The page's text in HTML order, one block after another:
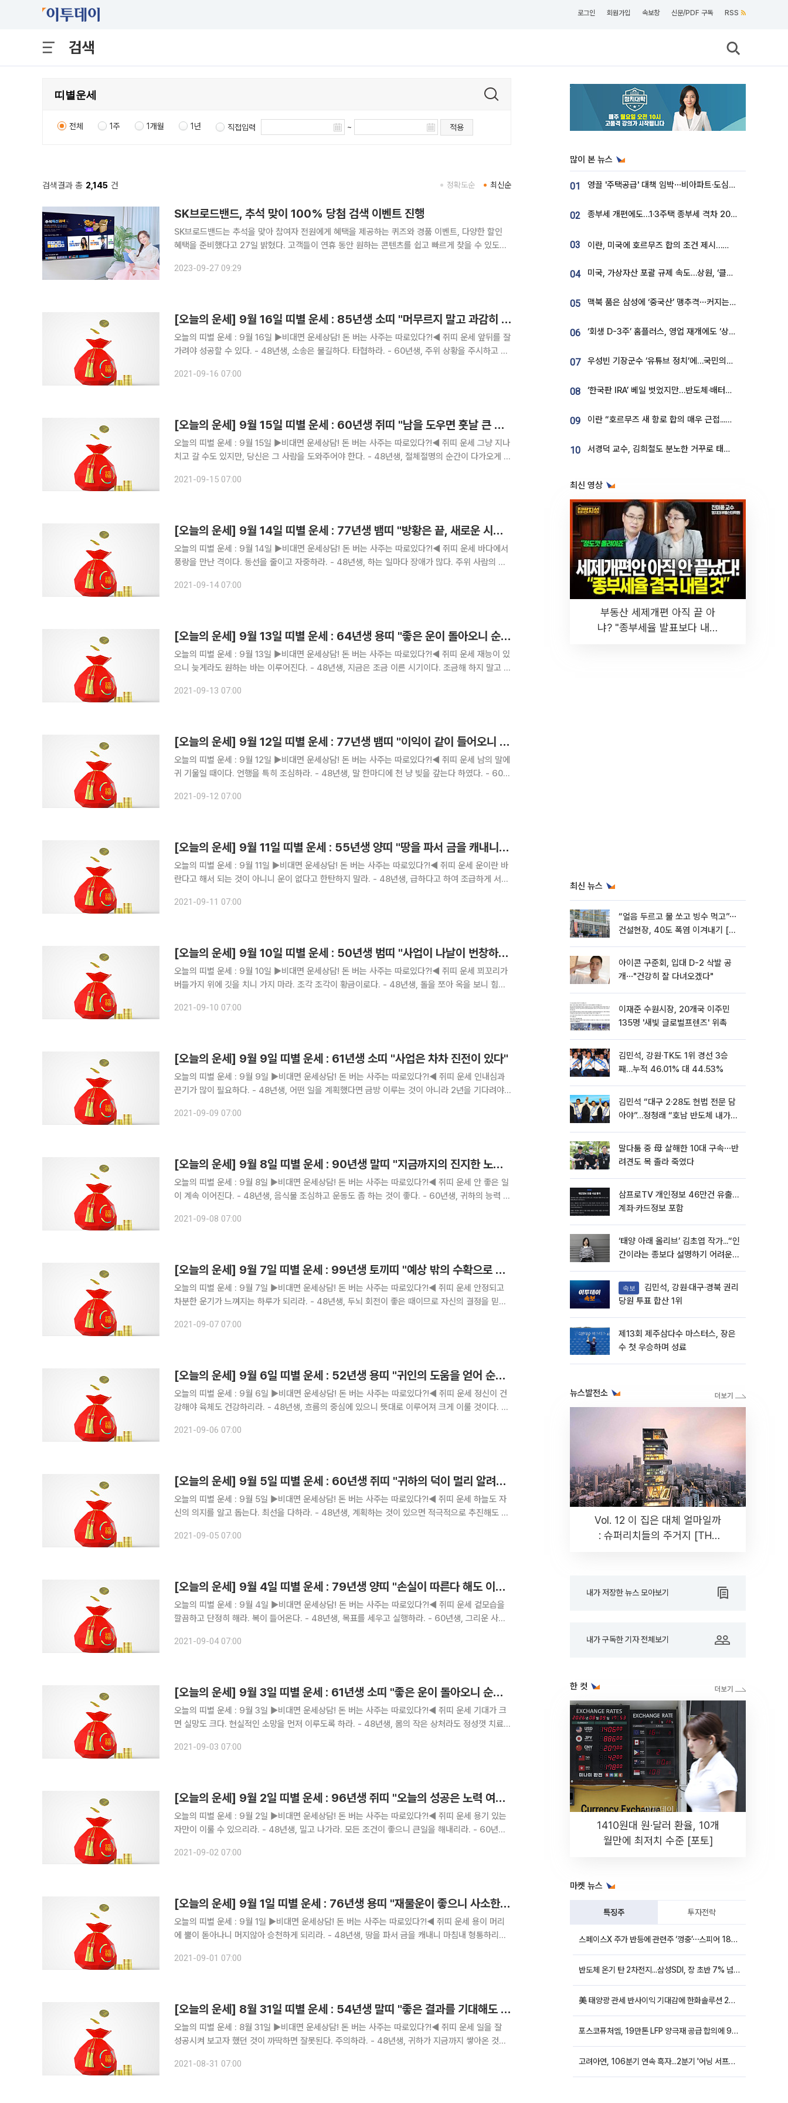
로그인 회원가입 속보창 신문/PDF 구독 RSS
검색
전체 1주 1개월 1년 직접입력 ~ 적용
검색결과 총 2,145 건 최신순
정확도순
SK브로드밴드, 추석 맞이 100% 당첨 검색 이벤트 진행
SK브로드밴드는 추석을 맞아 참여자 전원에게 혜택을 제공하는 퀴즈와 경품 이벤트, 다양한 할인
혜택을 준비했다고 27일 밝혔다. 고객들이 연휴 동안 원하는 콘텐츠를 쉽고 빠르게 찾을 수 있도록
에서 제공하는 이벤트 안내에 따라 가로세로 낱말퍼즐 퀴즈
2023-09-27 09:29
[오늘의 운세] 9월 16일 띠별 운세 : 85년생 소띠 "머무르지 말고 과감히 나아가라"
오늘의 띠별 운세 : 9월 16일 ▶비대면 운세상담! 돈 버는 사주는 따로있다?!◀ 쥐띠 운세 앞뒤를 잘
가려야 성공할 수 있다. - 48년생, 소송은 불길하다. 타협하라. - 60년생, 주위 상황을 주시하고 보
찬이나 용돈을 받을
2021-09-16 07:00
[오늘의 운세] 9월 15일 띠별 운세 : 60년생 쥐띠 "남을 도우면 훗날 큰 이득으로 돌아오게 된다"
오늘의 띠별 운세 : 9월 15일 ▶비대면 운세상담! 돈 버는 사주는 따로있다?!◀ 쥐띠 운세 그냥 지나
치고 갈 수도 있지만, 당신은 그 사람을 도와주어야 한다. - 48년생, 절체절명의 순간이 다가오게 된
남이나 중매에서 프러포즈를
2021-09-15 07:00
[오늘의 운세] 9월 14일 띠별 운세 : 77년생 뱀띠 "방황은 끝, 새로운 시작이다"
오늘의 띠별 운세 : 9월 14일 ▶비대면 운세상담! 돈 버는 사주는 따로있다?!◀ 쥐띠 운세 바다에서
풍랑을 만난 격이다. 동선을 줄이고 자중하라. - 48년생, 하는 일마다 장애가 많다. 주위 사람의 겉
년생, 가까운 사람이 다른 마음
2021-09-14 07:00
[오늘의 운세] 9월 13일 띠별 운세 : 64년생 용띠 "좋은 운이 돌아오니 순리대로 처신하라"
오늘의 띠별 운세 : 9월 13일 ▶비대면 운세상담! 돈 버는 사주는 따로있다?!◀ 쥐띠 운세 재능이 있
으니 늦게라도 원하는 바는 이루어진다. - 48년생, 지금은 조금 이른 시기이다. 조금해 하지 말고 우
가는 것이 좋다. 소중을 것
2021-09-13 07:00
[오늘의 운세] 9월 12일 띠별 운세 : 77년생 뱀띠 "이익이 같이 들어오니 곳곳에서 바람이 분다"
오늘의 띠별 운세 : 9월 12일 ▶비대면 운세상담! 돈 버는 사주는 따로있다?!◀ 쥐띠 운세 남의 말에
귀 기울일 때이다. 언행을 특히 조심하라. - 48년생, 말 한마디에 천 냥 빚을 갚는다 하였다. - 60년
후회하게 된다. -
2021-09-12 07:00
[오늘의 운세] 9월 11일 띠별 운세 : 55년생 양띠 "땅을 파서 금을 캐내니 마침내 형통하리라"
오늘의 띠별 운세 : 9월 11일 ▶비대면 운세상담! 돈 버는 사주는 따로있다?!◀ 쥐띠 운세 운이란 바
란다고 해서 되는 것이 아니니 운이 없다고 한탄하지 말라. - 48년생, 급하다고 하여 조급하게 서두
고자 하는 일의 결실이 나의 뜻
2021-09-11 07:00
[오늘의 운세] 9월 10일 띠별 운세 : 50년생 범띠 "사업이 나날이 번창하게 된다"
오늘의 띠별 운세 : 9월 10일 ▶비대면 운세상담! 돈 버는 사주는 따로있다?!◀ 쥐띠 운세 꾀꼬리가
버들가지 위에 깃을 치니 가지 마라. 조각 조각이 황금이로다. - 48년생, 돌을 쪼아 옥을 보니 힘써
을 떨치고 가정에 경사가 있어
2021-09-10 07:00
[오늘의 운세] 9월 9일 띠별 운세 : 61년생 소띠 "사업은 차차 진전이 있다"
오늘의 띠별 운세 : 9월 9일 ▶비대면 운세상담! 돈 버는 사주는 따로있다?!◀ 쥐띠 운세 인내심과
끈기가 많이 필요하다. - 48년생, 어떤 일을 계획했다면 금방 이루는 것이 아니라 2년을 기다려야
년생, 끝까지 최선을 다하는 평소
2021-09-09 07:00
[오늘의 운세] 9월 8일 띠별 운세 : 90년생 말띠 "지금까지의 진지한 노력이 결실을 보인다"
오늘의 띠별 운세 : 9월 8일 ▶비대면 운세상담! 돈 버는 사주는 따로있다?!◀ 쥐띠 운세 안 좋은 일
이 계속 이어진다. - 48년생, 음식물 조심하고 운동도 좀 하는 것이 좋다. - 60년생, 귀하의 능력 밖
어른 중 한 분이 돌아
2021-09-08 07:00
[오늘의 운세] 9월 7일 띠별 운세 : 99년생 토끼띠 "예상 밖의 수확으로 하루가 보람차다"
오늘의 띠별 운세 : 9월 7일 ▶비대면 운세상담! 돈 버는 사주는 따로있다?!◀ 쥐띠 운세 안정되고
차분한 운기가 느껴지는 하루가 되리라. - 48년생, 두뇌 회전이 좋은 때이므로 자신의 결정을 믿어
을 살려서 부업에 도전해 보기에 좋은
2021-09-07 07:00
[오늘의 운세] 9월 6일 띠별 운세 : 52년생 용띠 "귀인의 도움을 얻어 순조로이 문제를 헤쳐 나간다"
오늘의 띠별 운세 : 9월 6일 ▶비대면 운세상담! 돈 버는 사주는 따로있다?!◀ 쥐띠 운세 정신이 건
강해야 육체도 건강하리라. - 48년생, 흐름의 중심에 있으니 뜻대로 이루어져 크게 이룰 것이다. -
를 즐겨라. - 84년생, 생활의
2021-09-06 07:00
[오늘의 운세] 9월 5일 띠별 운세 : 60년생 쥐띠 "귀하의 덕이 멀리 알려져 명성과 부를 얻게 된다"
오늘의 띠별 운세 : 9월 5일 ▶비대면 운세상담! 돈 버는 사주는 따로있다?!◀ 쥐띠 운세 하늘도 자
신의 의지를 알고 돕는다. 최선을 다하라. - 48년생, 계획하는 것이 있으면 적극적으로 추진해도 좋
이루어지며 부와 명예가 함께
2021-09-05 07:00
[오늘의 운세] 9월 4일 띠별 운세 : 79년생 양띠 "손실이 따른다 해도 이것을 투자라 생각하라"
오늘의 띠별 운세 : 9월 4일 ▶비대면 운세상담! 돈 버는 사주는 따로있다?!◀ 쥐띠 운세 겉모습을
깔끔하고 단정히 해라. 복이 들어온다. - 48년생, 목표를 세우고 실행하라. - 60년생, 그리운 사람
생, 늘 배운다는 자세로 인생을
2021-09-04 07:00
[오늘의 운세] 9월 3일 띠별 운세 : 61년생 소띠 "좋은 운이 돌아오니 순리대로 처신하라"
오늘의 띠별 운세 : 9월 3일 ▶비대면 운세상담! 돈 버는 사주는 따로있다?!◀ 쥐띠 운세 기대가 크
면 실망도 크다. 현실적인 소망을 먼저 이루도록 하라. - 48년생, 몸의 작은 상처라도 정성껏 치료해
일이 다시 불거진다. 마무리
2021-09-03 07:00
[오늘의 운세] 9월 2일 띠별 운세 : 96년생 쥐띠 "오늘의 성공은 노력 여하에 달려있다"
오늘의 띠별 운세 : 9월 2일 ▶비대면 운세상담! 돈 버는 사주는 따로있다?!◀ 쥐띠 운세 용기 있는
자만이 이룰 수 있으리라. - 48년생, 밀고 나가라. 모든 조건이 좋으니 큰일을 해내리라. - 60년생,
기울여야 하겠다. - 84년생
2021-09-02 07:00
[오늘의 운세] 9월 1일 띠별 운세 : 76년생 용띠 "재물운이 좋으니 사소한 계획도 성공한다."
오늘의 띠별 운세 : 9월 1일 ▶비대면 운세상담! 돈 버는 사주는 따로있다?!◀ 쥐띠 운세 용이 머리
에 뿔이 돋아나니 머지않아 승천하게 되리라. - 48년생, 땅을 파서 금을 캐내니 마침내 형통하리라.
행이든 외출이든 외부로 나가라.
2021-09-01 07:00
[오늘의 운세] 8월 31일 띠별 운세 : 54년생 말띠 "좋은 결과를 기대해도 좋은 날이다"
오늘의 띠별 운세 : 8월 31일 ▶비대면 운세상담! 돈 버는 사주는 따로있다?!◀ 쥐띠 운세 일을 잘
성공시켜 보고자 했던 것이 까딱하면 잘못된다. 주의하라. - 48년생, 귀하가 지금까지 쌓아온 것이
본업에 충실치 아니하고 쓸데없는
2021-08-31 07:00
많이 본 뉴스
01 영끌 '주택공급' 대책 임박⋯비아파트·도심복합까지 총동원
02 종부세 개편에도…1·3주택 종부세 격차 2028년부터 확대
03 이란, 미국에 호르무즈 합의 조건 제시…美 “경기 아직 안 끝나” [종합]
04 미국, 가상자산 포괄 규제 속도…상원, ‘클래리티법’ 9월 절차투표 추진
05 맥북 품은 삼성에 ‘중국산’ 맹추격⋯커지는 노트북 OLED 시장
06 ‘회생 D-3주’ 홈플러스, 영업 재개에도 ‘상품 공급망’ 복구가 생존 관건
07 우성빈 기장군수 ‘유튜브 정치’에…국민의힘 군의원들 집단 반발
08 ‘한국판 IRA’ 베일 벗었지만…반도체·배터리 업계 “시행령이 관건”
09 이란 “호르무즈 새 항로 합의 매우 근접...미국 배상 먼저”
10 서경덕 교수, 김희철도 분노한 거꾸로 태극기⋯"엉터리는 아냐, 아쉬울 뿐"
최신 영상
부동산 세제개편 아직 끝 아
냐? "종부세율 발표보다 내릴
최신 뉴스
“얼음 두르고 물 쏘고 빙수 먹고”⋯
건설현장, 40도 폭염 이겨내기 [르
아이콘 구준회, 입대 D-2 삭발 공
개⋯"건강히 잘 다녀오겠다"
이재준 수원시장, 20개국 이주민
135명 '새빛 글로벌프렌즈' 위촉
김민석, 강원·TK도 1위 경선 3승
째…누적 46.01% 대 44.53%
김민석 “대구 2·28도 헌법 전문 담
아야”…정청래 “호남 반도체 내가
말다툼 중 母 살해한 10대 구속⋯반
려견도 목 졸라 죽였다
삼프로TV 개인정보 46만건 유출…
계좌·카드정보 포함
‘태양 아래 올리브’ 김초엽 작가...“인
간이라는 종보다 설명하기 어려운
뷰]
속보
당원 투표 합산 1위
제13회 제주삼다수 마스터스, 장은
수 첫 우승하며 성료
뉴스발전소
Vol. 12 이 집은 대체 얼마일까
: 슈퍼리치들의 주거지 [THE
내가 저장한 뉴스 모아보기
내가 구독한 기자 전체보기
한 컷
1410원대 원·달러 환율, 10개
월만에 최저치 수준 [포토]
마켓 뉴스
특징주 투자전략
스페이스X 주가 반등에 관련주 ‘껑충’⋯스피어 18%ㆍ에이치브이엠 12%↑
반도체 온기 탄 2차전지...삼성SDI, 장 초반 7% 넘게 껑충
美 태양광 관세 반사이익 기대감에 한화솔루션 20%대·OCI홀딩스 14%대 급등
포스코퓨처엠, 19만톤 LFP 양극재 공급 합의에 9%대 강세
고려아연, 106분기 연속 흑자...2분기 '어닝 서프라이즈'에 장 초반 12%대 강세